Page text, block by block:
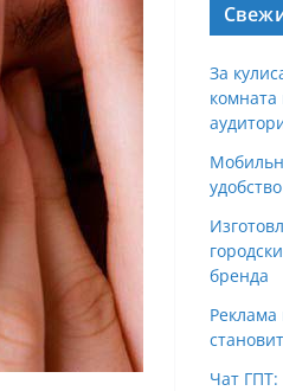
За
бренда
Реклама
Чат